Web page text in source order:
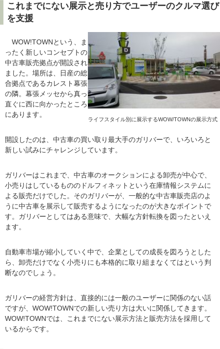
これまでにない展示と売り方でユーザーのクルマ選び
を支援
ライフスタイル別に展示するWOW/TOWNの展示方式
WOW!TOWNという、ま
ったく新しいコンセプトの
中古車販売拠点が開設され
ました。場所は、日産の総
合拠点であるカレスト幕張
の隣。幕張メッセから真っ
直ぐに西に向かったところ
にあります。
開設したのは、中古車の買い取り最大手のガリバーで、いろいろと
新しい試みにチャレンジしています。
ガリバーはこれまで、中古車のオークションによる卸売が中心で、
小売りはしているもののドルフィネットという在庫情報システムに
よる販売だけでした。そのガリバーが、一般的な中古車販売店のよ
うに中古車を展示して販売するようになったのが大きなポイントで
す。ガリバーとしてはある意味で、大幅な方針転換を図ったといえ
ます。
自動車市場が縮小していく中で、企業としての成長を図ろうとした
ら、卸売だけでなく小売りにも本格的に取り組まなくてはという判
断なのでしょう。
ガリバーの経営方針は、直接的には一般のユーザーに関係のない話
ですが、WOW!TOWNでの新しい売り方は大いに関係してきます。
WOW!TOWNでは、これまでにない展示方法と販売方法を採用して
いるからです。